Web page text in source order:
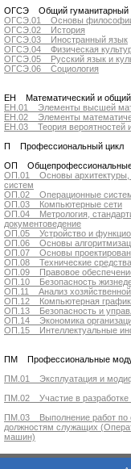
ОГСЭ Общий гуманитарный и
ОГСЭ.01 Основы
ОГСЭ.02 История
ОГСЭ.03 Иностранный язык
ОГСЭ.04 Физическая
ОГСЭ.05 Русский язык и
ОГСЭ.06 Социология
ЕН Математический и общий
ЕН.01 Элементы высшей
ЕН.02 Элементы
ЕН.03 Теория вероятностей
П Профессиональный цикл
ОП Общепрофессиональные
ОП.01 Основы архитектуры,
систем
ОП.02 Операционные
ОП.03 Компьютерные сети
ОП.04 Метрология,
документоведение
ОП.05 Устройство и
ОП.06 Основы
ОП.07 Основы
ОП.08 Технические
ОП.09 Правовое
ОП.10 Безопасность
ОП.11 Анализ хозяйственной
ОП.12 Компьютерная
ОП.13 Безопасность и
ОП.14 Экономика
ОП.15 Интеллектуальные
ПМ Профессиональные
ПМ.01 Эксплуатация и
ПМ.02 Участие в
ПМ.03 Выполнение работ по
должностям служащих
машин)